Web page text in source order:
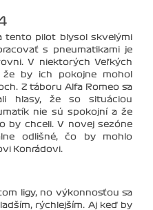
tento pilot blysol skvelými
s pneumatikami je
V niektorých Veľkých
že by ich pokojne mohol
Z táboru Alfa Romeo sa
hlasy, že so situáciou
nie sú spokojní a že
by chceli. V novej sezóne
odlišné, čo by mohlo
Konrádovi.
ligy, no výkonnosťou sa
rýchlejším. Aj keď by